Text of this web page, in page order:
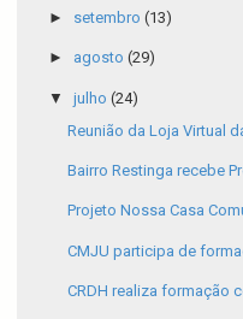
► setembro (13)
► agosto (29)
▼ julho (24)
Reunião da Loja Virtual
Bairro Restinga recebe
Projeto Nossa Casa
CMJU participa de
CRDH realiza formação